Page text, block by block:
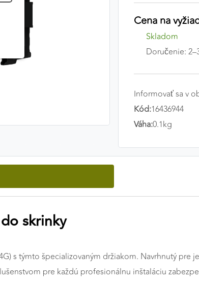
Cena na
Skladom
Doručenie:
Informovať sa v
Kód:16436944
Váha:0.1kg
skrinky
s týmto špecializovaným držiakom. Navrhnutý pre
pre každú profesionálnu inštaláciu